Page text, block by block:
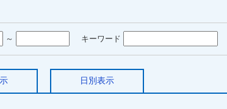
～ キーワード
日別表示